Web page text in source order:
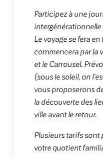
Participez à une
intergénérationnelle
Le voyage se fera
commencera par la
et le Carrousel.
(sous le soleil, on
vous proposerons
la découverte des
ville avant le retour.
Plusieurs tarifs sont
votre quotient